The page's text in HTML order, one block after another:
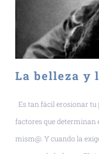
La belleza y
Es tan fácil erosionar
factores que determinan
mism@. Y cuando la